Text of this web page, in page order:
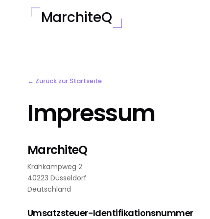
MarchiteQ
← Zurück zur Startseite
Impressum
MarchiteQ
Krahkampweg 2
40223 Düsseldorf
Deutschland
Umsatzsteuer-Identifikationsnummer